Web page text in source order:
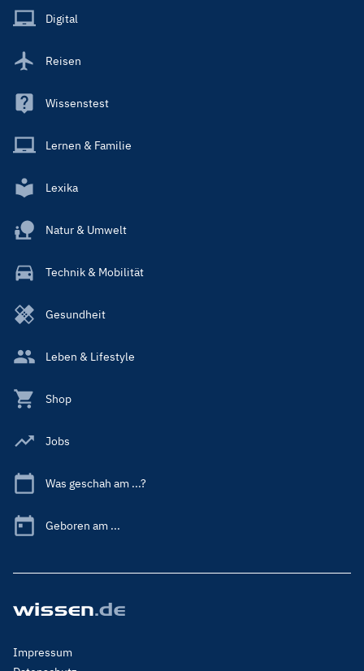
Main
Digital
Reisen
Wissenstest
Lernen & Familie
Lexika
Natur & Umwelt
Technik & Mobilität
Gesundheit
Leben & Lifestyle
Shop
Jobs
Was geschah am ...?
Geboren am ...
Footer
Impressum